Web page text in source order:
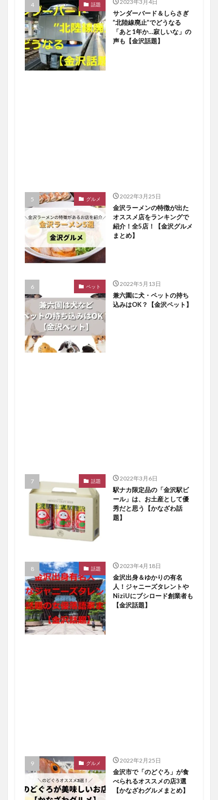
話題 2023年3月4日
サンダーバード＆しらさぎ
”北陸線廃止”でどうなる
「あと1年か…寂しいな」の
声も【金沢話題】
グルメ 2022年3月25日
金沢ラーメンの特徴が出た
オススメ店をランキングで
紹介！全5店！【金沢グルメ
まとめ】
ペット 2022年5月13日
兼六園に犬・ペットの持ち
込みはOK？【金沢ペット】
話題 2022年3月6日
駅ナカ限定品の「金沢駅ビ
ール」は、お土産として優
秀だと思う【かなざわ話
題】
話題 2023年4月18日
金沢出身＆ゆかりの有名
人！ジャニーズタレントや
NiziUにブシロード創業者も
【金沢話題】
グルメ 2022年2月25日
金沢市で「のどぐろ」が食
べられるオススメの店3選
【かなざわグルメまとめ】